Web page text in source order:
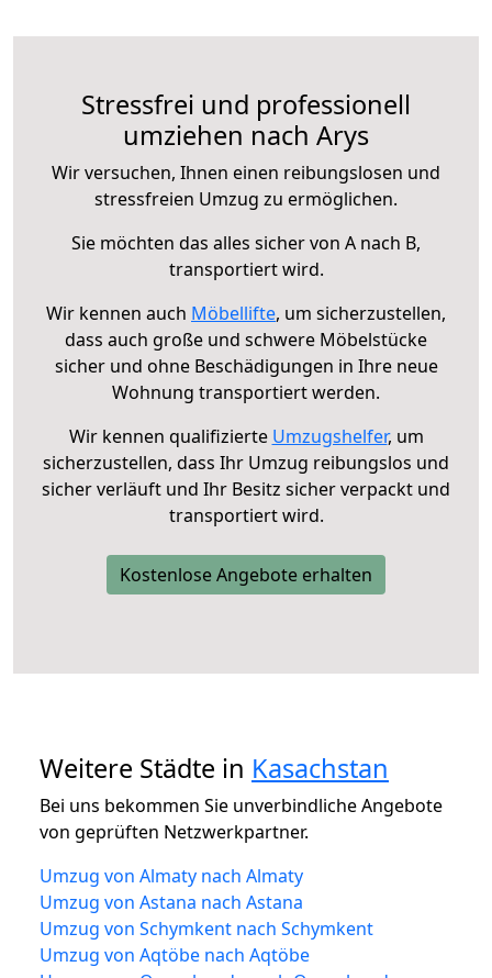
Stressfrei und professionell
umziehen nach Arys
Wir versuchen, Ihnen einen reibungslosen und
stressfreien Umzug zu ermöglichen.
Sie möchten das alles sicher von A nach B,
transportiert wird.
Wir kennen auch Möbellifte, um sicherzustellen,
dass auch große und schwere Möbelstücke
sicher und ohne Beschädigungen in Ihre neue
Wohnung transportiert werden.
Wir kennen qualifizierte Umzugshelfer, um
sicherzustellen, dass Ihr Umzug reibungslos und
sicher verläuft und Ihr Besitz sicher verpackt und
transportiert wird.
Kostenlose Angebote erhalten
Weitere Städte in Kasachstan
Bei uns bekommen Sie unverbindliche Angebote
von geprüften Netzwerkpartner.
Umzug von Almaty nach Almaty
Umzug von Astana nach Astana
Umzug von Schymkent nach Schymkent
Umzug von Aqtöbe nach Aqtöbe